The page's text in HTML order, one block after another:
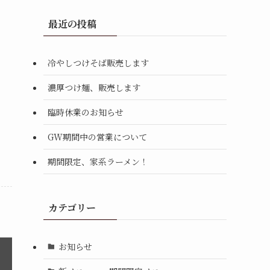
最近の投稿
冷やしつけそば販売します
濃厚つけ麺、販売します
臨時休業のお知らせ
GW期間中の営業について
期間限定、家系ラーメン！
カテゴリー
お知らせ